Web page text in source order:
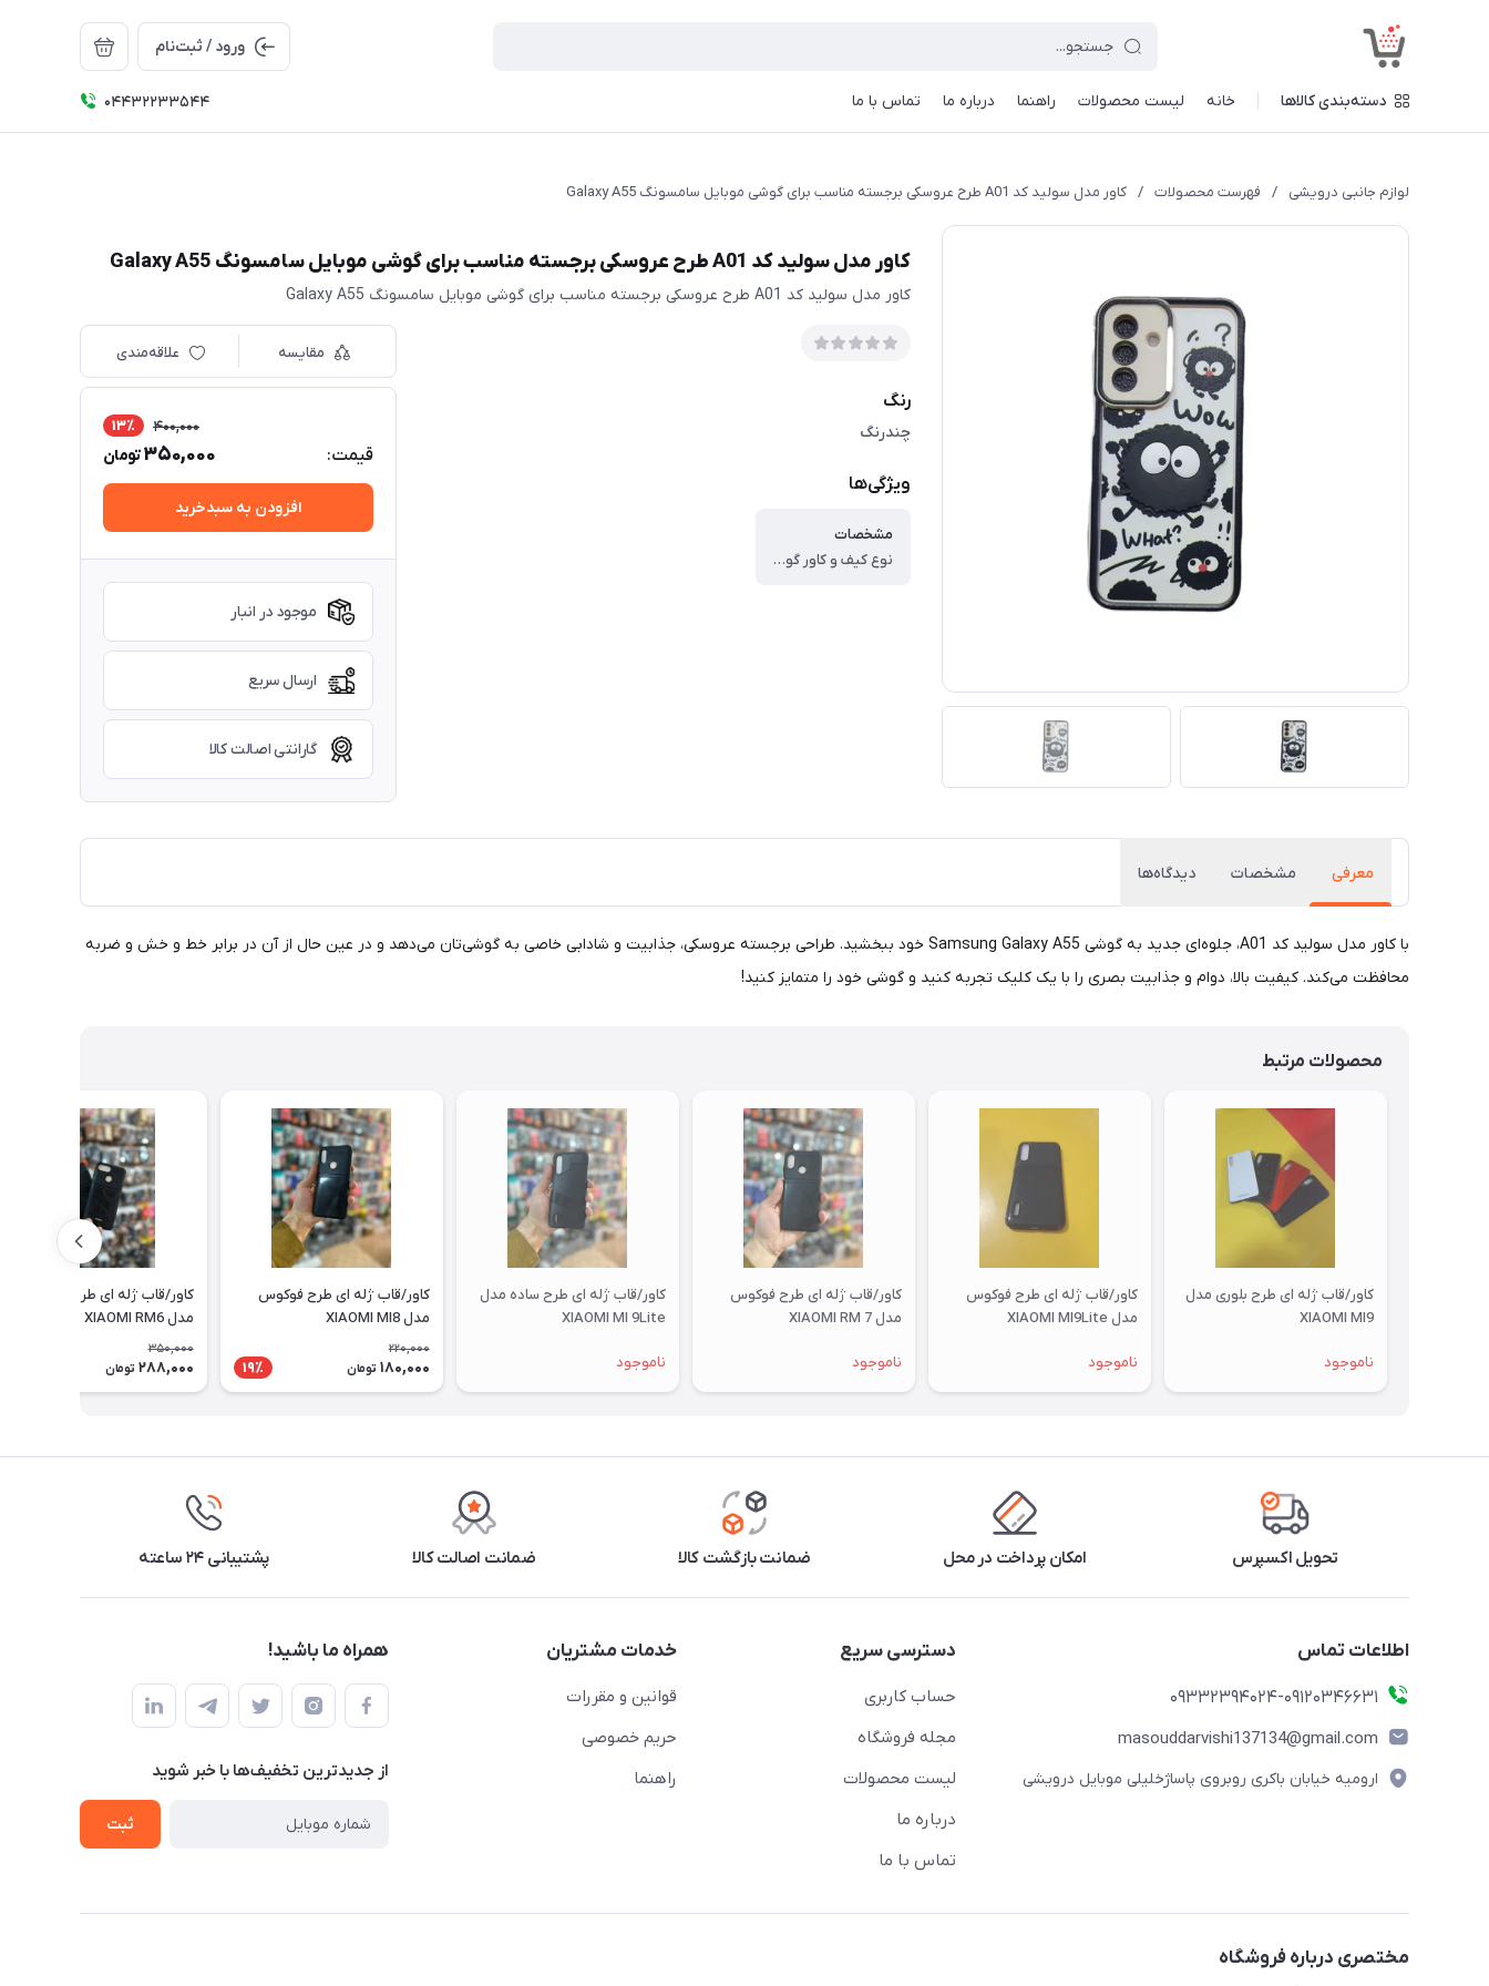
ورود / ثبت‌نام
دسته‌بندی کالاها خانه لیست محصولات راهنما درباره ما تماس با ما 04432233544
لوازم جانبی درویشی / فهرست محصولات / کاور مدل سولید کد A01 طرح عروسکی برجسته مناسب برای گوشی موبایل سامسونگ Galaxy A55
کاور مدل سولید کد A01 طرح عروسکی برجسته مناسب برای گوشی موبایل سامسونگ Galaxy A55
کاور مدل سولید کد A01 طرح عروسکی برجسته مناسب برای گوشی موبایل سامسونگ Galaxy A55
رنگ
چندرنگ
ویژگی‌ها
مشخصات
نوع کیف و کاور گوشی ، کاور ، وزن ، ۶۰ گرم ، سازگار با گوشی موبایل ، Samsung Galaxy A۵۵ ، ساختار ، مات ، سطح پوشش ، حفاظت از دکمه‌ها ، لبه راست ، لبه چپ ، لبه پایینی ، لبه بالایی ، قاب پشتی
مقایسه علاقه‌مندی
قیمت:
400,000 13٪
350,000تومان
افزودن به سبدخرید
موجود در انبار
ارسال سریع
گارانتی اصالت کالا
معرفی مشخصات دیدگاه‌ها
با کاور مدل سولید کد A01، جلوه‌ای جدید به گوشی Samsung Galaxy A55 خود ببخشید. طراحی برجسته عروسکی، جذابیت و شادابی خاصی به گوشی‌تان می‌دهد و در عین حال از آن در برابر خط و خش و ضربه
محافظت می‌کند. کیفیت بالا، دوام و جذابیت بصری را با یک کلیک تجربه کنید و گوشی خود را متمایز کنید!
محصولات مرتبط
کاور/قاب ژله ای طرح بلوری مدل
XIAOMI MI9
ناموجود
کاور/قاب ژله ای طرح فوکوس
مدل XIAOMI MI9Lite
ناموجود
کاور/قاب ژله ای طرح فوکوس
مدل XIAOMI RM 7
ناموجود
کاور/قاب ژله ای طرح ساده مدل
XIAOMI MI 9Lite
ناموجود
کاور/قاب ژله ای طرح فوکوس
مدل XIAOMI MI8
220,000
180,000 تومان 19٪
کاور/قاب ژله ای طرح فوکوس
مدل XIAOMI RM6
350,000
288,000 تومان
تحویل اکسپرس امکان پرداخت در محل ضمانت بازگشت کالا ضمانت اصالت کالا پشتیبانی ۲۴ ساعته
اطلاعات تماس
09332394024-09120346631
masouddarvishi137134@gmail.com
ارومیه خیابان باکری روبروی پاساژخلیلی موبایل درویشی
دسترسی سریع
حساب کاربری
مجله فروشگاه
لیست محصولات
درباره ما
تماس با ما
خدمات مشتریان
قوانین و مقررات
حریم خصوصی
راهنما
همراه ما باشید!
از جدید‌ترین تخفیف‌ها با‌ خبر شوید
ثبت
مختصری درباره فروشگاه